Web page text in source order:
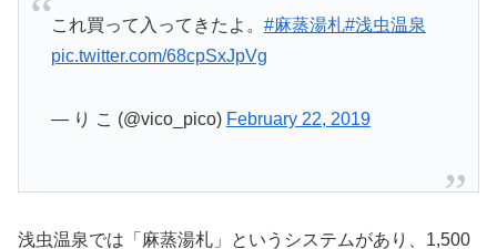
これ買って入ってきたよ。 #麻蒸湯札#浅虫温泉
pic.twitter.com/68cpSxJpVg
— り こ (@vico_pico) February 22, 2019
浅虫温泉では「麻蒸湯札」というシステムがあり、1,500